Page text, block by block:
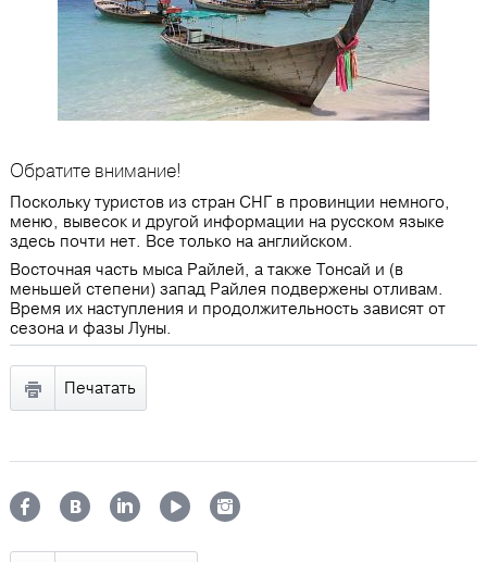
Обратите внимание!
Поскольку туристов из стран СНГ в провинции немного,
меню, вывесок и другой информации на русском языке
здесь почти нет. Все только на английском.
Восточная часть мыса Райлей, а также Тонсай и (в
меньшей степени) запад Райлея подвержены отливам.
Время их наступления и продолжительность зависят от
сезона и фазы Луны.
Печатать